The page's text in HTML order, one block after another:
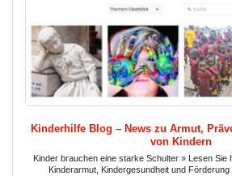
Kinderhilfe Blog – News zu Armut,
von Kindern
Kinder brauchen eine starke Schulter » Lesen Sie
Kinderarmut, Kindergesundheit und